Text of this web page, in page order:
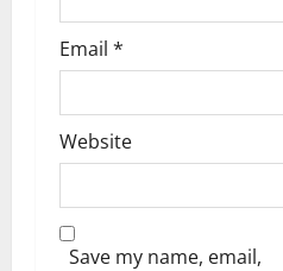
Email *
Website
Save my name, email,